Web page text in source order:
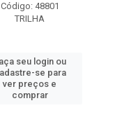
Código: 48801
TRILHA
seu login ou
se para
ver preços e
comprar